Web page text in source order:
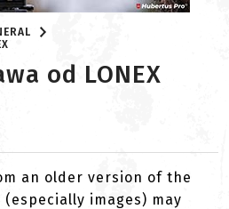
od LONEX
an older version of the
images) may